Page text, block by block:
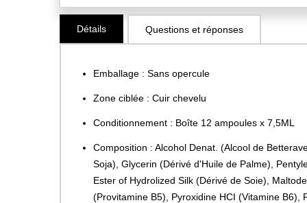
Skip
the
Détails
Emballage : Sans opercule
Zone ciblée : Cuir chevelu
Conditionnement : Boîte 12 ampoules x 7,5ML
Composition : Alcohol Denat. (Alcool de
Soja), Glycerin (Dérivé d'Huile de Palme),
Ester of Hydrolized Silk (Dérivé de Soie),
(Provitamine B5), Pyroxidine HCI (Vitamine B6),
Questions et réponses